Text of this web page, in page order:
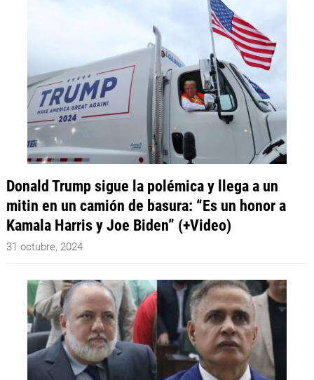
Donald Trump sigue la polémica y llega a un
mitin en un camión de basura: “Es un honor a
Kamala Harris y Joe Biden” (+Video)
31 octubre, 2024